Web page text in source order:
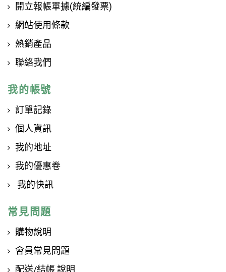
開立報帳單據(統編發票)
網站使用條款
熱銷產品
聯絡我們
我的帳號
訂單記錄
個人資訊
我的地址
我的優惠卷
我的快訊
常見問題
購物說明
會員常見問題
配送/結帳 說明